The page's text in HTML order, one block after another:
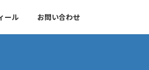
ール お問い合わせ